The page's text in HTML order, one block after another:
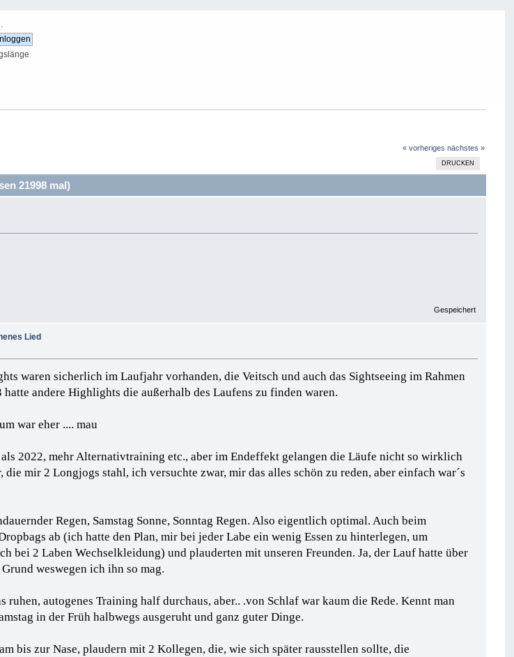
.
« vorheriges nächstes »
DRUCKEN
21998 mal)
Gespeichert
Lied
waren sicherlich im Laufjahr vorhanden, die Veitsch und auch das Sightseeing im Rahmen
hatte andere Highlights die außerhalb des Laufens zu finden waren.
war eher .... mau
2022, mehr Alternativtraining etc., aber im Endeffekt gelangen die Läufe nicht so wirklich
mir 2 Longjogs stahl, ich versuchte zwar, mir das alles schön zu reden, aber einfach war´s
Regen, Samstag Sonne, Sonntag Regen. Also eigentlich optimal. Auch beim
ab (ich hatte den Plan, mir bei jeder Labe ein wenig Essen zu hinterlegen, um
bei 2 Laben Wechselkleidung) und plauderten mit unseren Freunden. Ja, der Lauf hatte über
weswegen ich ihn so mag.
autogenes Training half durchaus, aber.. .von Schlaf war kaum die Rede. Kennt man
in der Früh halbwegs ausgeruht und ganz guter Dinge.
bis zur Nase, plaudern mit 2 Kollegen, die, wie sich später rausstellen sollte, die